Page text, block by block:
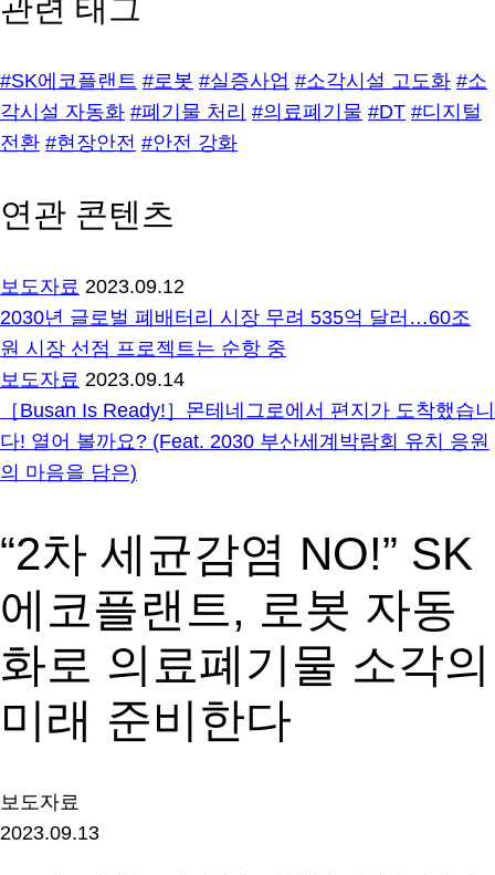
관련 태그
#SK에코플랜트 #로봇 #실증사업 #소각시설 고도화 #소
각시설 자동화 #폐기물 처리 #의료폐기물 #DT #디지털
전환 #현장안전 #안전 강화
연관 콘텐츠
보도자료 2023.09.12
2030년 글로벌 폐배터리 시장 무려 535억 달러…60조
원 시장 선점 프로젝트는 순항 중
보도자료 2023.09.14
［Busan Is Ready!］몬테네그로에서 편지가 도착했습니
다! 열어 볼까요? (Feat. 2030 부산세계박람회 유치 응원
의 마음을 담은)
“2차 세균감염 NO!” SK
에코플랜트, 로봇 자동
화로 의료폐기물 소각의
미래 준비한다
보도자료
2023.09.13